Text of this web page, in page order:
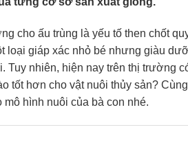
cho ấu trùng là yếu tố then chốt
loại giáp xác nhỏ bé nhưng giàu
Tuy nhiên, hiện nay trên thị trường
tốt hơn cho vật nuôi thủy sản?
hình nuôi của bà con nhé.